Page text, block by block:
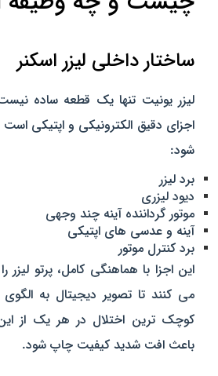
ساختار داخلی لیزر اسکنر
لیزر یونیت تنها یک قطعه ساده
اجزای دقیق الکترونیکی و اپتیکی
شود:
برد لیزر
دیود لیزری
موتور گرداننده آینه چند وجهی
آینه و عدسی‌ های اپتیکی
برد کنترل موتور
این اجزا با هماهنگی کامل، پرتو
می‌ کنند تا تصویر دیجیتال به
کوچک‌ ترین اختلال در هر یک از
باعث افت شدید کیفیت چاپ شود.